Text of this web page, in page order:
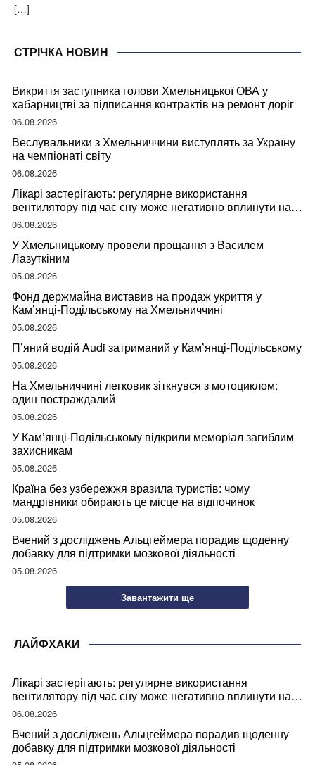
[…]
СТРІЧКА НОВИН
Викриття заступника голови Хмельницької ОВА у
хабарництві за підписання контрактів на ремонт доріг
06.08.2026
Веслувальники з Хмельниччини виступлять за Україну
на чемпіонаті світу
06.08.2026
Лікарі застерігають: регулярне використання
вентилятору під час сну може негативно вплинути на
ваше здоров’я
06.08.2026
У Хмельницькому провели прощання з Василем
Лазуткіним
05.08.2026
Фонд держмайна виставив на продаж укриття у
Кам’янці-Подільському на Хмельниччині
05.08.2026
П’яний водій Audi затриманий у Кам’янці-Подільському
05.08.2026
На Хмельниччині легковик зіткнувся з мотоциклом:
один постраждалий
05.08.2026
У Кам’янці-Подільському відкрили меморіал загиблим
захисникам
05.08.2026
Країна без узбережжя вразила туристів: чому
мандрівники обирають це місце на відпочинок
05.08.2026
Вчений з досліджень Альцгеймера порадив щоденну
добавку для підтримки мозкової діяльності
05.08.2026
Завантажити ще
ЛАЙФХАКИ
Лікарі застерігають: регулярне використання
вентилятору під час сну може негативно вплинути на
ваше здоров’я
06.08.2026
Вчений з досліджень Альцгеймера порадив щоденну
добавку для підтримки мозкової діяльності